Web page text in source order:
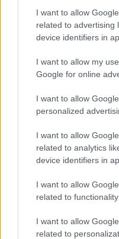
I want to allow
related to advertising
device identifiers in
I want to allow my
Google for online
I want to allow
personalized
I want to allow
related to analytics
device identifiers in
I want to allow
related to
I want to allow
related to
Σινεμά|05.09.2025
Σάλος με τη νέα
διασκευή των
Έντονες
σκηνές
Η ταινία, με
Ρόμπι και τον
να κυκλοφορήσει